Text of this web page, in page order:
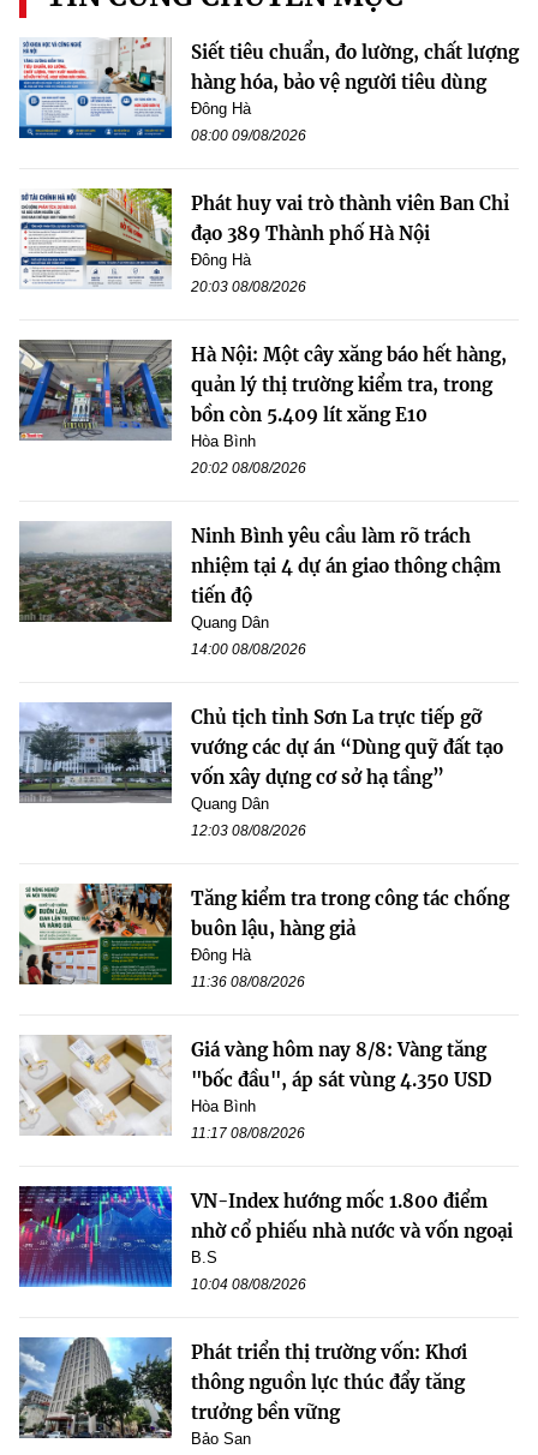
Siết tiêu chuẩn, đo lường, chất lượng
hàng hóa, bảo vệ người tiêu dùng
Đông Hà
08:00 09/08/2026
Phát huy vai trò thành viên Ban Chỉ
đạo 389 Thành phố Hà Nội
Đông Hà
20:03 08/08/2026
Hà Nội: Một cây xăng báo hết hàng,
quản lý thị trường kiểm tra, trong
bồn còn 5.409 lít xăng E10
Hòa Bình
20:02 08/08/2026
Ninh Bình yêu cầu làm rõ trách
nhiệm tại 4 dự án giao thông chậm
tiến độ
Quang Dân
14:00 08/08/2026
Chủ tịch tỉnh Sơn La trực tiếp gỡ
vướng các dự án “Dùng quỹ đất tạo
vốn xây dựng cơ sở hạ tầng”
Quang Dân
12:03 08/08/2026
Tăng kiểm tra trong công tác chống
buôn lậu, hàng giả
Đông Hà
11:36 08/08/2026
Giá vàng hôm nay 8/8: Vàng tăng
"bốc đầu", áp sát vùng 4.350 USD
Hòa Bình
11:17 08/08/2026
VN-Index hướng mốc 1.800 điểm
nhờ cổ phiếu nhà nước và vốn ngoại
B.S
10:04 08/08/2026
Phát triển thị trường vốn: Khơi
thông nguồn lực thúc đẩy tăng
trưởng bền vững
Bảo San